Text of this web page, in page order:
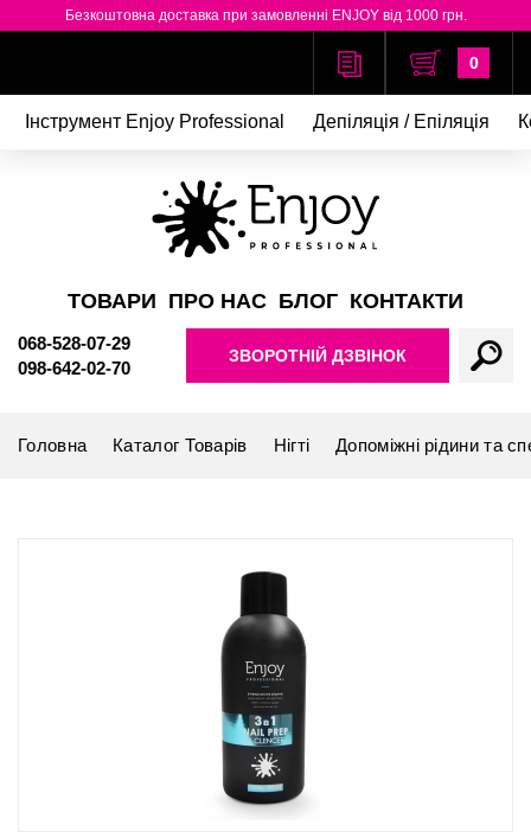
Безкоштовна доставка при замовленні ENJOY від 1000 грн.
0
Інструмент Enjoy Professional Депіляція / Епіляція
ТОВАРИ ПРО НАС БЛОГ КОНТАКТИ
068-528-07-29
098-642-02-70
ЗВОРОТНІЙ ДЗВІНОК
Головна Каталог Товарів Нігті Допоміжні рідини та